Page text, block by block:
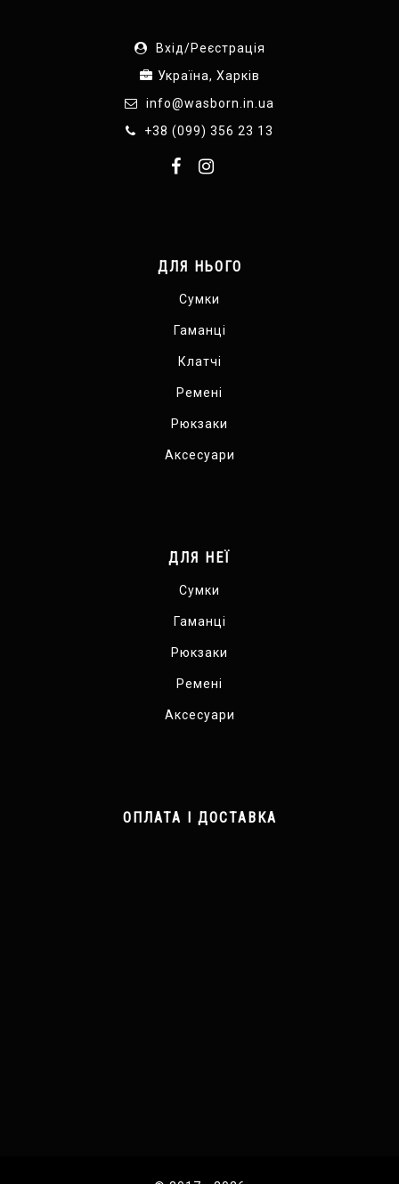
Вхід/Реєстрація
Україна, Харків
info@wasborn.in.ua
+38 (099) 356 23 13
ДЛЯ НЬОГО
Сумки
Гаманці
Клатчі
Ремені
Рюкзаки
Аксесуари
ДЛЯ НЕЇ
Сумки
Гаманці
Рюкзаки
Ремені
Аксесуари
ОПЛАТА І ДОСТАВКА